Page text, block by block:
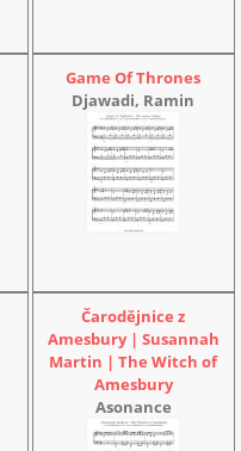
Game Of Thrones
Djawadi, Ramin
Čarodějnice z
Amesbury | Susannah
Martin | The Witch of
Amesbury
Asonance